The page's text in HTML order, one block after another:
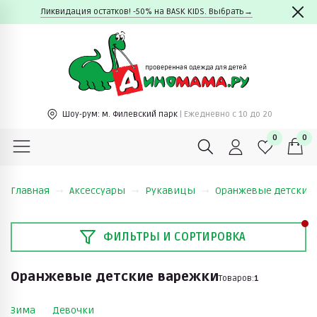
Ликвидация остатков! -50% на BASK KIDS. Выбрать→
Шоу-рум: м. Филевский парк | Ежедневно c 10 до 20
0 0
Главная Аксессуары Рукавицы Оранжевые детские
ФИЛЬТРЫ И СОРТИРОВКА
Оранжевые детские варежкиТоваров:1
Зима Девочки